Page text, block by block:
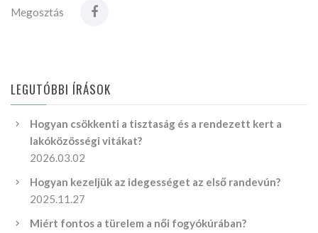
Megosztás
LEGUTÓBBI ÍRÁSOK
Hogyan csökkenti a tisztaság és a rendezett kert a
lakóközösségi vitákat?
2026.03.02
Hogyan kezeljük az idegességet az első randevún?
2025.11.27
Miért fontos a türelem a női fogyókúrában?